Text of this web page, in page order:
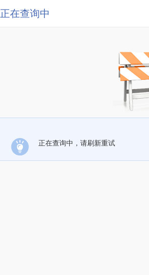
正在查询中
正在查询中，请刷新重试